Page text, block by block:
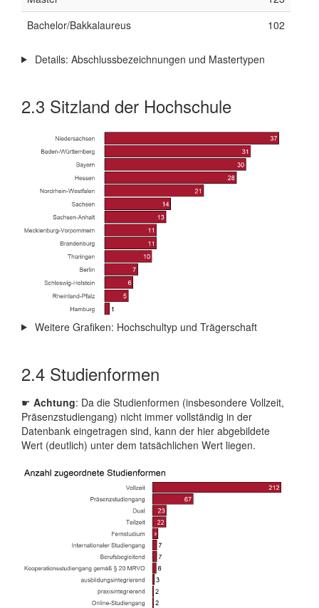
Bachelor/Bakkalaureus
102
Details: Abschlussbezeichnungen und Mastertypen
2.3 Sitzland der Hochschule
Weitere Grafiken: Hochschultyp und Trägerschaft
2.4 Studienformen
☛ Achtung: Da die Studienformen (insbesondere Vollzeit,
Präsenzstudiengang) nicht immer vollständig in der
Datenbank eingetragen sind, kann der hier abgebildete
Wert (deutlich) unter dem tatsächlichen Wert liegen.